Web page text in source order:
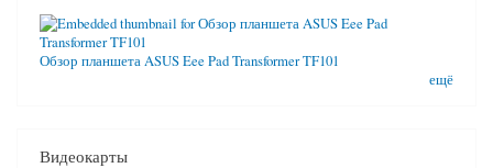
Обзор планшета ASUS Eee Pad Transformer TF101
ещё
Видеокарты